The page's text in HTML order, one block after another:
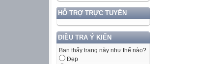
HỖ TRỢ TRỰC TUYẾN
ĐIỀU TRA Ý KIẾN
Bạn thấy trang này như thế nào?
Đẹp